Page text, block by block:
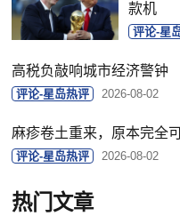
款机
评论-星
高税负敲响城市经济警钟
评论-星岛热评 2026-08-02
麻疹卷土重来，原本完全
评论-星岛热评 2026-08-02
热门文章